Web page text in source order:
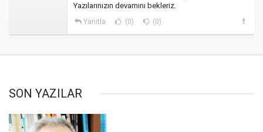
Yazılarınızın devamını bekleriz.
Yanıtla (0) (0)
SON YAZILAR